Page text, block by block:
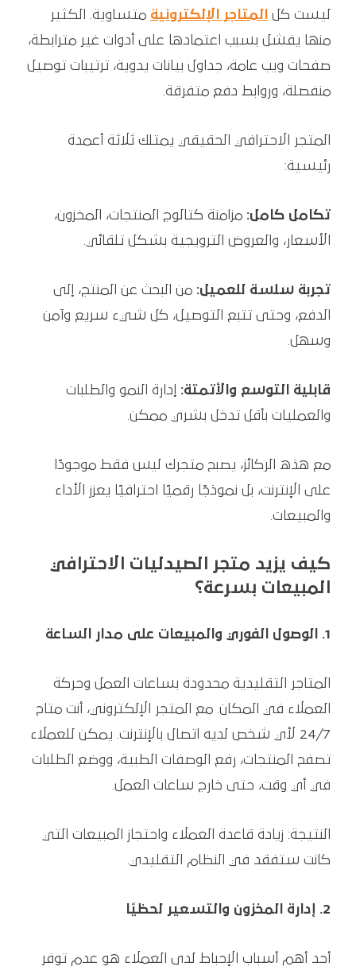
ليست كل المتاجر الإلكترونية متساوية. الكثير
منها يفشل بسبب اعتمادها على أدوات غير مترابطة،
صفحات ويب عامة، جداول بيانات يدوية، ترتيبات توصيل
منفصلة، وروابط دفع متفرقة.
المتجر الاحترافي الحقيقي يمتلك ثلاثة أعمدة
رئيسية:
تكامل كامل: مزامنة كتالوج المنتجات، المخزون،
الأسعار، والعروض الترويجية بشكل تلقائي.
تجربة سلسة للعميل: من البحث عن المنتج، إلى
الدفع، وحتى تتبع التوصيل، كل شيء سريع وآمن
وسهل.
قابلية التوسع والأتمتة: إدارة النمو والطلبات
والعمليات بأقل تدخل بشري ممكن.
مع هذه الركائز، يصبح متجرك ليس فقط موجودًا
على الإنترنت، بل نموذجًا رقميًا احترافيًا يعزز الأداء
والمبيعات.
كيف يزيد متجر الصيدليات الاحترافي
المبيعات بسرعة؟
1. الوصول الفوري والمبيعات على مدار الساعة
المتاجر التقليدية محدودة بساعات العمل وحركة
العملاء في المكان. مع المتجر الإلكتروني، أنت متاح
24/7 لأي شخص لديه اتصال بالإنترنت. يمكن للعملاء
تصفح المنتجات، رفع الوصفات الطبية، ووضع الطلبات
في أي وقت، حتى خارج ساعات العمل.
النتيجة: زيادة قاعدة العملاء واحتجاز المبيعات التي
كانت ستفقد في النظام التقليدي.
2. إدارة المخزون والتسعير لحظيًا
أحد أهم أسباب الإحباط لدى العملاء هو عدم توفر